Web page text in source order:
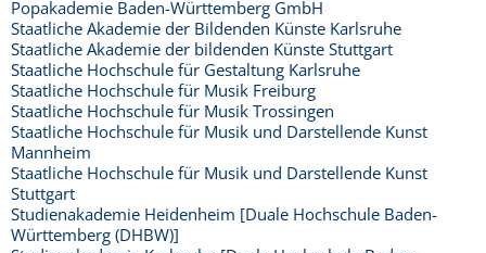
Popakademie Baden-Württemberg GmbH
Staatliche Akademie der Bildenden Künste Karlsruhe
Staatliche Akademie der bildenden Künste Stuttgart
Staatliche Hochschule für Gestaltung Karlsruhe
Staatliche Hochschule für Musik Freiburg
Staatliche Hochschule für Musik Trossingen
Staatliche Hochschule für Musik und Darstellende Kunst
Mannheim
Staatliche Hochschule für Musik und Darstellende Kunst
Stuttgart
Studienakademie Heidenheim [Duale Hochschule Baden-
Württemberg (DHBW)]